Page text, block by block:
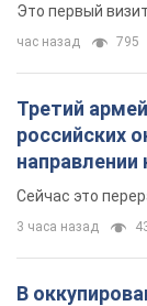
Это первый
час назад 795
Третий
российских
направлении
удалось
Сейчас это
3 часа назад
В